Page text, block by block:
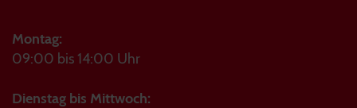
Montag:
09:00 bis 14:00 Uhr
Dienstag bis Mittwoch: